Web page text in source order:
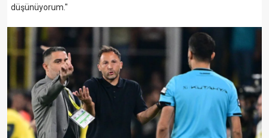
düşünüyorum."